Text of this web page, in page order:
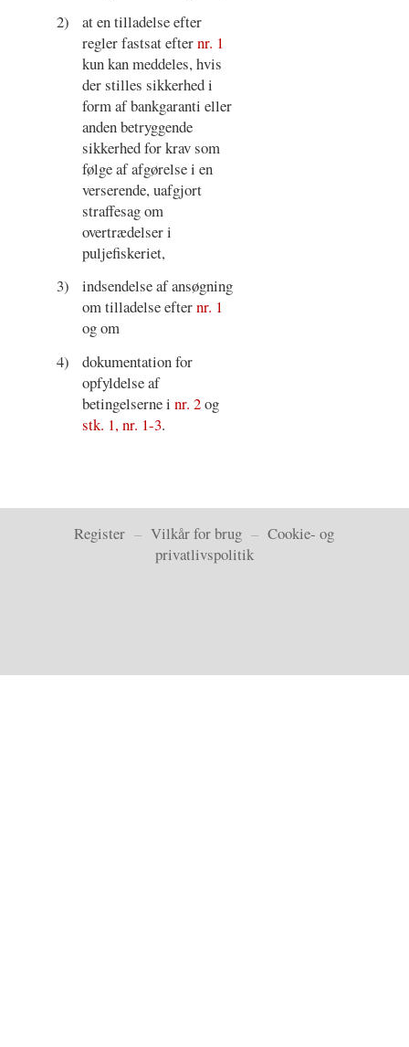
2)
at en tilladelse efter
regler fastsat efternr. 1
kun kan meddeles, hvis
der stilles sikkerhed i
form af bankgaranti eller
anden betryggende
sikkerhed for krav som
følge af afgørelse i en
verserende, uafgjort
straffesag om
overtrædelser i
puljefiskeriet,
3)
indsendelse af ansøgning
om tilladelse efternr. 1
og om
4)
dokumentation for
opfyldelse af
betingelserne inr. 2og
stk. 1, nr. 1-3.
Register –Vilkår for brug –Cookie- og
privatlivspolitik